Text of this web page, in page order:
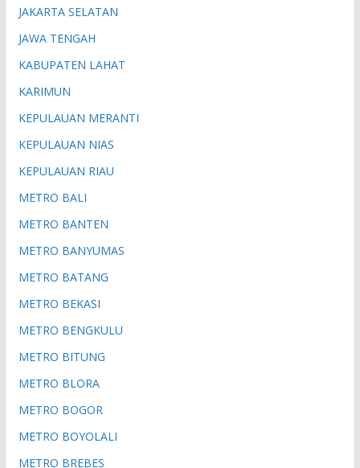
JAKARTA SELATAN
JAWA TENGAH
KABUPATEN LAHAT
KARIMUN
KEPULAUAN MERANTI
KEPULAUAN NIAS
KEPULAUAN RIAU
METRO BALI
METRO BANTEN
METRO BANYUMAS
METRO BATANG
METRO BEKASI
METRO BENGKULU
METRO BITUNG
METRO BLORA
METRO BOGOR
METRO BOYOLALI
METRO BREBES